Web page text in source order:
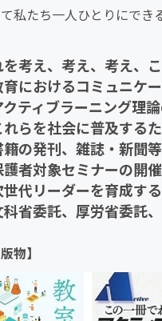
私たち一人ひとりにでき
考え、考え、考え、
におけるコミュニケ
ティブラーニング理
らを社会に普及する
の発刊、雑誌・新聞
者対象セミナーの開催
代リーダーを育成す
省委託、厚労省委託
物】